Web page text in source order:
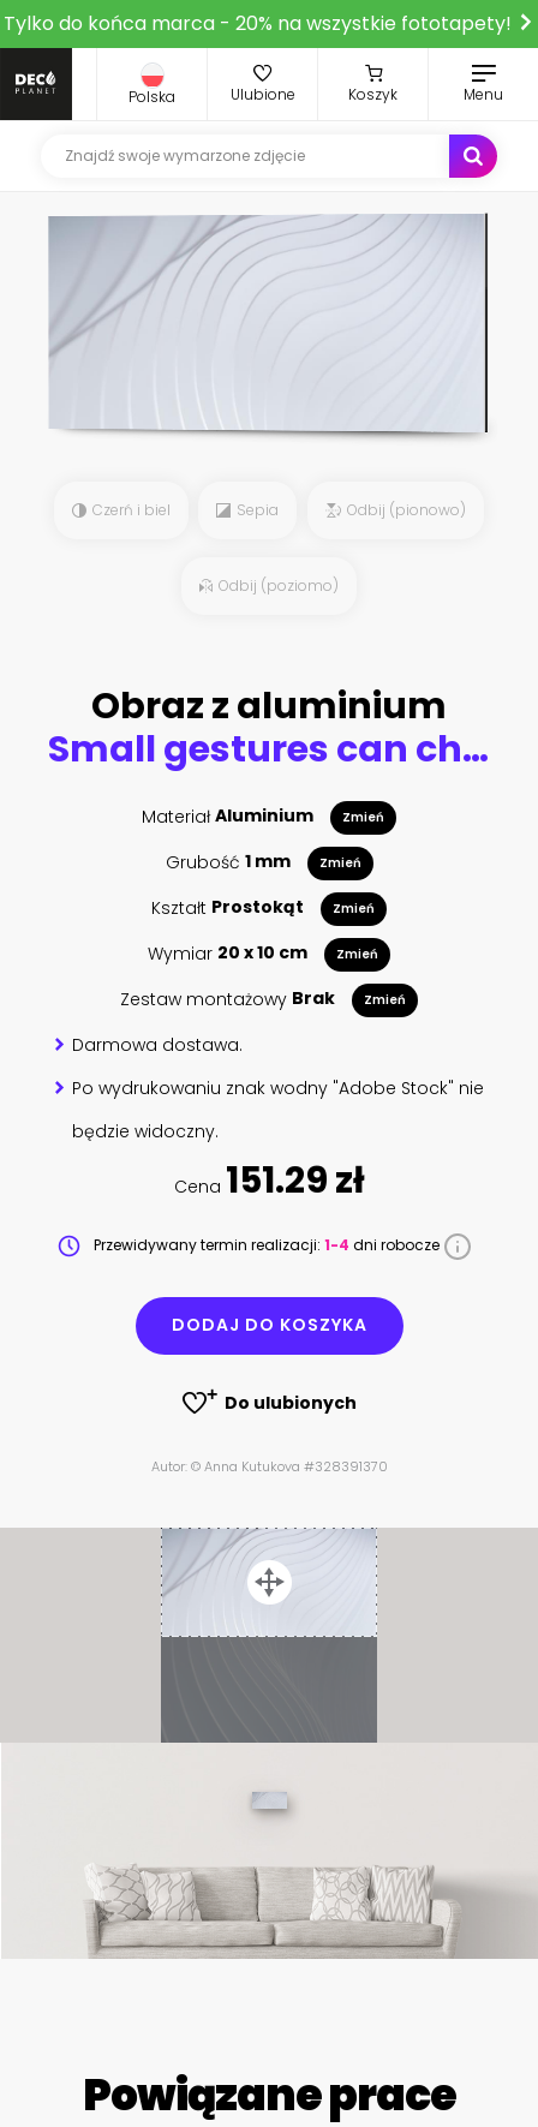
Tylko do końca marca - 20% na wszystkie fototapety!
Polska Ulubione Koszyk Menu
Czerń i biel Sepia Odbij (pionowo)
Odbij (poziomo)
Obraz z aluminium
Small gestures can change the world. Kindness quote, inspiration saying. Positive motivational slogan for school posters
MateriałAluminium Zmień
Grubość 1 mm Zmień
Kształt Prostokąt Zmień
Wymiar 20 x 10 cm Zmień
Zestaw montażowy Brak Zmień
Darmowa dostawa.
Po wydrukowaniu znak wodny "Adobe Stock" nie
będzie widoczny.
Cena 151.29 zł
Przewidywany termin realizacji: 1-4 dni robocze
DODAJ DO KOSZYKA
Do ulubionych
Autor: © Anna Kutukova #328391370
Powiązane prace